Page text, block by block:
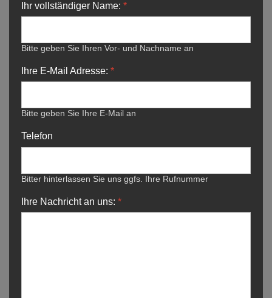
Ihr vollständiger Name: *
Bitte geben Sie Ihren Vor- und Nachname an
Ihre E-Mail Adresse: *
Bitte geben Sie Ihre E-Mail an
Telefon
Bitter hinterlassen Sie uns ggfs. Ihre Rufnummer
Ihre Nachricht an uns: *